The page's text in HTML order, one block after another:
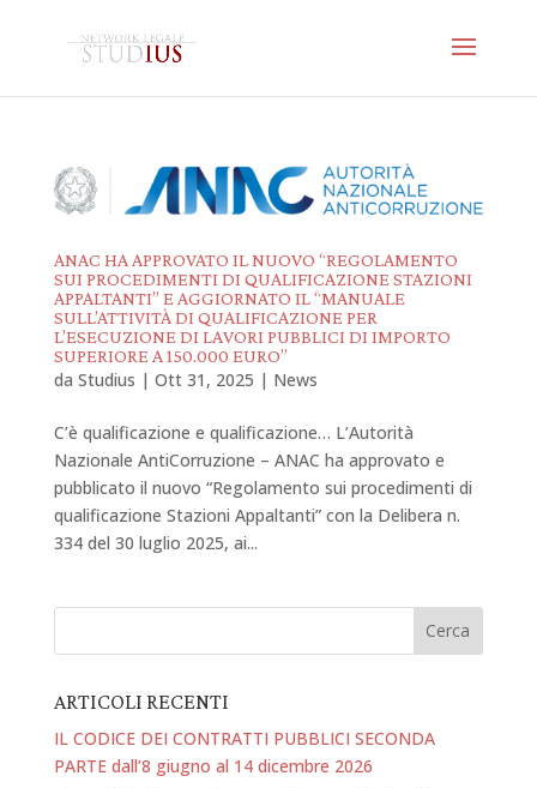
ANAC HA APPROVATO IL NUOVO “REGOLAMENTO
SUI PROCEDIMENTI DI QUALIFICAZIONE STAZIONI
APPALTANTI” E AGGIORNATO IL “MANUALE
SULL’ATTIVITÀ DI QUALIFICAZIONE PER
L’ESECUZIONE DI LAVORI PUBBLICI DI IMPORTO
SUPERIORE A 150.000 EURO”
da Studius | Ott 31, 2025 | News
C’è qualificazione e qualificazione… L’Autorità
Nazionale AntiCorruzione – ANAC ha approvato e
pubblicato il nuovo “Regolamento sui procedimenti di
qualificazione Stazioni Appaltanti” con la Delibera n.
334 del 30 luglio 2025, ai...
ARTICOLI RECENTI
IL CODICE DEI CONTRATTI PUBBLICI SECONDA
PARTE dall’8 giugno al 14 dicembre 2026